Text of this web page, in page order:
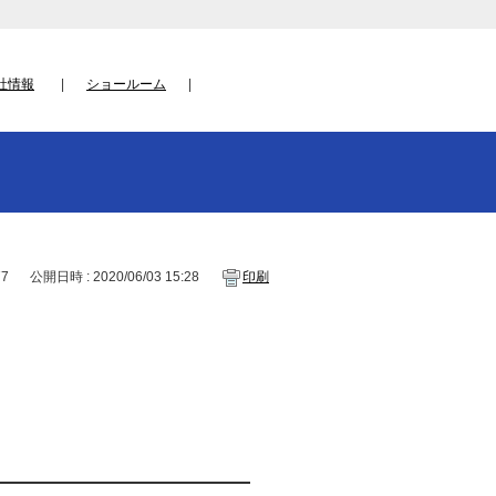
情報 ショールーム
公開日時 : 2020/06/03 15:28 印刷